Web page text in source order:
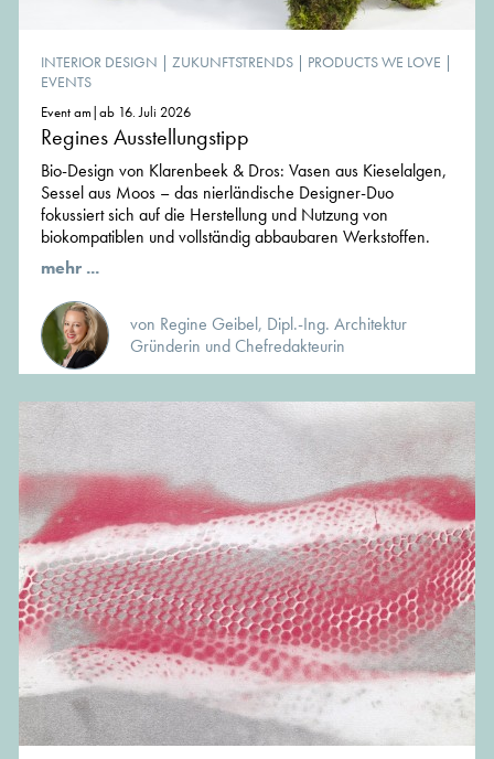
INTERIOR DESIGN | ZUKUNFTSTRENDS | PRODUCTS WE LOVE |
EVENTS
Event am|ab 16. Juli 2026
Regines Ausstellungstipp
Bio-Design von Klarenbeek & Dros: Vasen aus Kieselalgen,
Sessel aus Moos – das nierländische Designer-Duo
fokussiert sich auf die Herstellung und Nutzung von
biokompatiblen und vollständig abbaubaren Werkstoffen.
mehr ...
von Regine Geibel, Dipl.-Ing. Architektur
Gründerin und Chefredakteurin